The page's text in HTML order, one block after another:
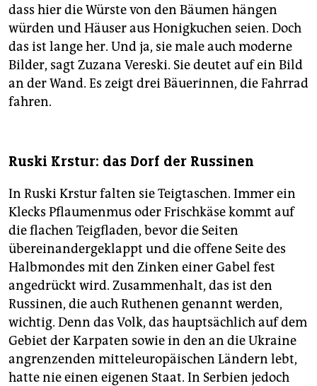
dass hier die Würste von den Bäumen hängen
würden und Häuser aus Honigkuchen seien. Doch
das ist lange her. Und ja, sie male auch moderne
Bilder, sagt Zuzana Vereski. Sie deutet auf ein Bild
an der Wand. Es zeigt drei Bäuerinnen, die Fahrrad
fahren.
Ruski Krstur: das Dorf der Russinen
In Ruski Krstur falten sie Teigtaschen. Immer ein
Klecks Pflaumenmus oder Frischkäse kommt auf
die flachen Teigfladen, bevor die Seiten
übereinandergeklappt und die offene Seite des
Halbmondes mit den Zinken einer Gabel fest
angedrückt wird. Zusammenhalt, das ist den
Russinen, die auch Ruthenen genannt werden,
wichtig. Denn das Volk, das hauptsächlich auf dem
Gebiet der Karpaten sowie in den an die Ukrai­ne
angrenzenden mitteleuropäischen Ländern lebt,
hatte nie einen eigenen Staat. In Serbien jedoch